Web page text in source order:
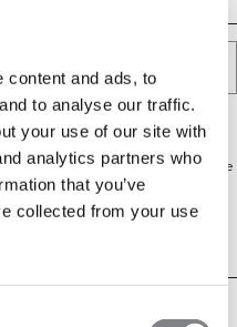
content and ads, to
to analyse our traffic.
your use of our site with
analytics partners who
that you’ve
collected from your use
TOEVOEGEN
Dri‑Release mesh met het zachte
je bij elke herhaling comfortabel
terwijl de ademende
bevordert. De mouwloze snit en
en de standaard lengte